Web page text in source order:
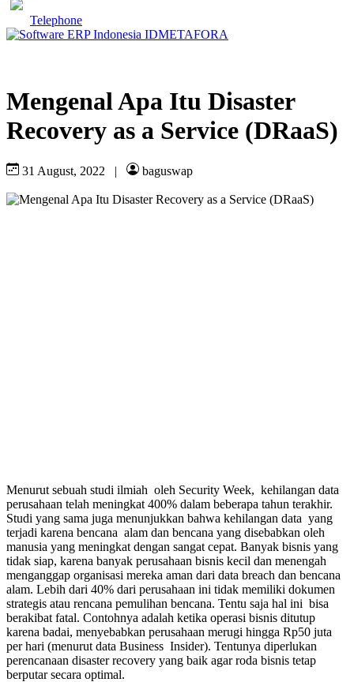
Telephone
Mengenal Apa Itu Disaster
Recovery as a Service (DRaaS)
31 August, 2022 | baguswap
Menurut sebuah studi ilmiah oleh Security Week, kehilangan data
perusahaan telah meningkat 400% dalam beberapa tahun terakhir.
Studi yang sama juga menunjukkan bahwa kehilangan data yang
terjadi karena bencana alam dan bencana yang disebabkan oleh
manusia yang meningkat dengan sangat cepat. Banyak bisnis yang
tidak siap, karena banyak perusahaan bisnis kecil dan menengah
menganggap organisasi mereka aman dari data breach dan bencana
alam. Lebih dari 40% dari perusahaan ini tidak memiliki dokumen
strategis atau rencana pemulihan bencana. Tentu saja hal ini bisa
berakibat fatal. Contohnya adalah ketika operasi bisnis ditutup
karena badai, menyebabkan perusahaan merugi hingga Rp50 juta
per hari (menurut data Business Insider). Tentunya diperlukan
perencanaan disaster recovery yang baik agar roda bisnis tetap
berputar secara optimal.